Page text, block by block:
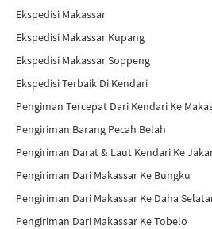
Ekspedisi Makassar
Ekspedisi Makassar Kupang
Ekspedisi Makassar Soppeng
Ekspedisi Terbaik Di Kendari
Pengiman Tercepat Dari Kendari Ke
Pengiriman Barang Pecah Belah
Pengiriman Darat & Laut Kendari Ke
Pengiriman Dari Makassar Ke Bungku
Pengiriman Dari Makassar Ke Daha
Pengiriman Dari Makassar Ke Tobelo